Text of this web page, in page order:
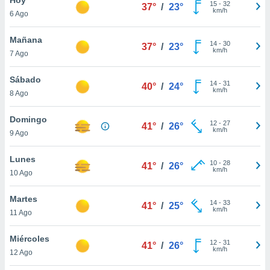
en
más
nuestra
de
cookies
aceptar
6 Ago
37° / 23° 15- 32
km/h
Mañana
7 Ago
37° / 23° 14- 30
km/h
Sábado
8 Ago
40° / 24° 14- 31
km/h
Domingo
9 Ago
41° / 26° 12- 27
km/h
Lunes
10 Ago
41° / 26° 10- 28
km/h
Martes
11 Ago
41° / 25° 14- 33
km/h
Miércoles
12 Ago
41° / 26° 12- 31
km/h